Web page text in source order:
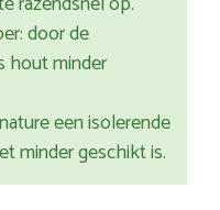
door de
hout minder
een isolerende
minder geschikt is.